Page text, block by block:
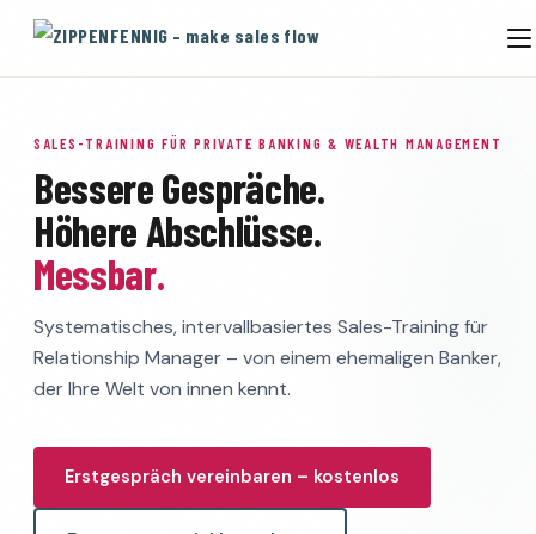
SALES-TRAINING FÜR PRIVATE BANKING & WEALTH MANAGEMENT
Bessere Gespräche.
Höhere Abschlüsse.
Messbar.
Systematisches, intervallbasiertes Sales-Training für
Relationship Manager – von einem ehemaligen Banker,
der Ihre Welt von innen kennt.
Erstgespräch vereinbaren – kostenlos